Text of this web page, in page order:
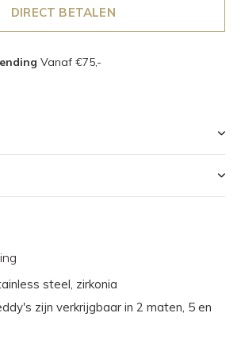
DIRECT BETALEN
Vanaf €75,-
steel, zirkonia
zijn verkrijgbaar in 2 maten, 5 en